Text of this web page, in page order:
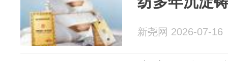
新尧网 2026-07-16